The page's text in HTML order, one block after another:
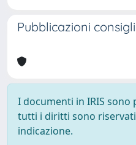
Pubblicazioni
I documenti in IRIS
tutti i diritti sono
indicazione.